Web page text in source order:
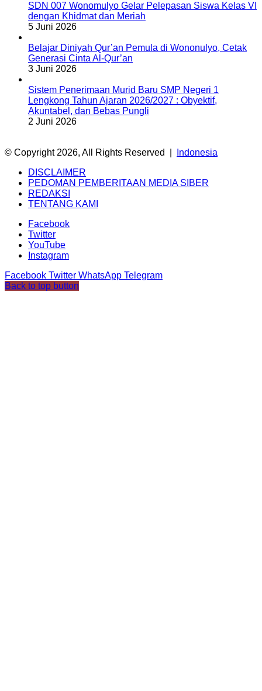
SDN 007 Wonomulyo Gelar Pelepasan Siswa Kelas VI
dengan Khidmat dan Meriah
5 Juni 2026
Belajar Diniyah Qur’an Pemula di Wononulyo, Cetak
Generasi Cinta Al-Qur’an
3 Juni 2026
Sistem Penerimaan Murid Baru SMP Negeri 1
Lengkong Tahun Ajaran 2026/2027 : Obyektif,
Akuntabel, dan Bebas Pungli
2 Juni 2026
© Copyright 2026, All Rights Reserved |
Indonesia
DISCLAIMER
PEDOMAN PEMBERITAAN MEDIA SIBER
REDAKSI
TENTANG KAMI
Facebook
Twitter
YouTube
Instagram
Facebook Twitter WhatsApp Telegram
Back to top button